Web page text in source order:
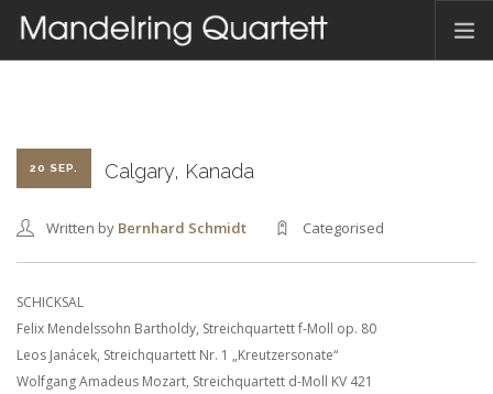
TERMINE
HAMBACHER MUSIKFEST
KONTAKT
20 SEP. Calgary, Kanada
Written by Bernhard Schmidt Categorised
SCHICKSAL
Felix Mendelssohn Bartholdy, Streichquartett f-Moll op. 80
Leos Janácek, Streichquartett Nr. 1 „Kreutzersonate“
Wolfgang Amadeus Mozart, Streichquartett d-Moll KV 421